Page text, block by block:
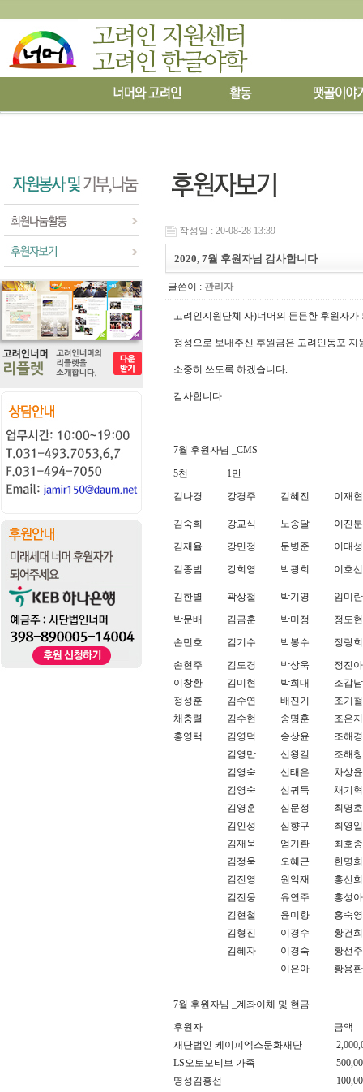
작성일 : 20-08-28 13:39
2020, 7월 후원자님 감사합니다
글쓴이 : 관리자
고려인지원단체 사)너머의 든든한 후원자
정성으로 보내주신 후원금은 고려인동포 지
소중히 쓰도록 하겠습니다.
감사합니다
7월 후원자님 _CMS
5천
1만
김나경
강경주 김혜진 이재현
김숙희 강교식 노송달
이진분
김재율
강민정 문병준
이태성
김종범
강희영 박광희 이호선
김한별 곽상철 박기영
임미란
박문배
김금훈 박미정
정도현
손민호
김기수 박봉수
정랑희
손현주
김도경 박상욱
정진아
이창환
김미현 박희대
조갑남
정성훈
김수연 배진기
조기철
채충렬
김수현 송명훈
조은지
홍영택
김영덕 송상윤
조해경
김영만
신왕걸
조해창
김영숙
신태은
차상윤
김영숙
심귀득
채기혁
김영훈
심문정
최명호
김인성
심향구
최영일
김재욱
엄기환
최호종
김정욱
오혜근
한명희
김진영
원익재
홍선희
김진웅
유연주
홍성아
김현철
윤미향
홍숙영
김형진
이경수
황건희
김혜자
이경숙
황선주
이은아
황용환
7월 후원자님 _계좌이체 및 현금
후원자
금액
재단법인 케이피엑스문화재단
LS오토모티브 가족
명성김홍선